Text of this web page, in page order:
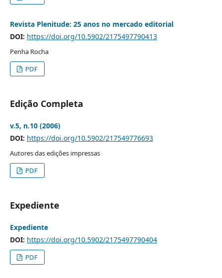
Revista Plenitude: 25 anos no mercado editorial
DOI: https://doi.org/10.5902/2175497790413
Penha Rocha
PDF
Edição Completa
v.5, n.10 (2006)
DOI: https://doi.org/10.5902/217549776693
Autores das edições impressas
PDF
Expediente
Expediente
DOI: https://doi.org/10.5902/2175497790404
PDF